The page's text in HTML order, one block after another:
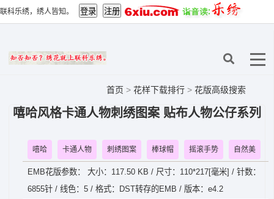
联科乐绣，绣人皆知。
首页 > 花样下载排行 > 花版高级搜索
嘻哈风格卡通人物刺绣图案 贴布人物公仔系列
嘻哈 卡通人物 刺绣图案 棒球帽 摇滚手势 自然美
EMB花版参数： 大小：117.50 KB / 尺寸：110*217[毫米] / 针数：
6855针 / 线色：5 / 格式：DST转存的EMB / 版本：e4.2